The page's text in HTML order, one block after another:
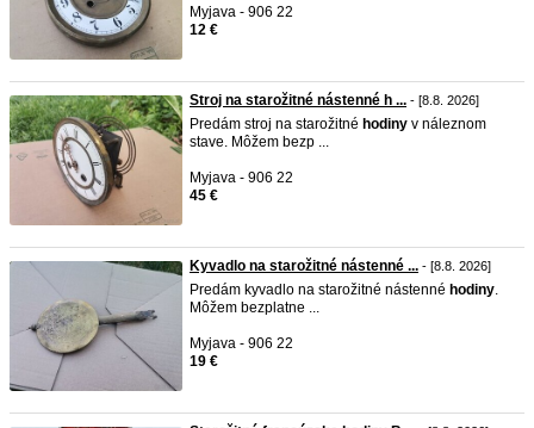
Myjava - 906 22
12 €
Stroj na starožitné nástenné h ... - [8.8. 2026]
Predám stroj na starožitné hodiny v náleznom
stave. Môžem bezp ...
Myjava - 906 22
45 €
Kyvadlo na starožitné nástenné ... - [8.8. 2026]
Predám kyvadlo na starožitné nástenné hodiny.
Môžem bezplatne ...
Myjava - 906 22
19 €